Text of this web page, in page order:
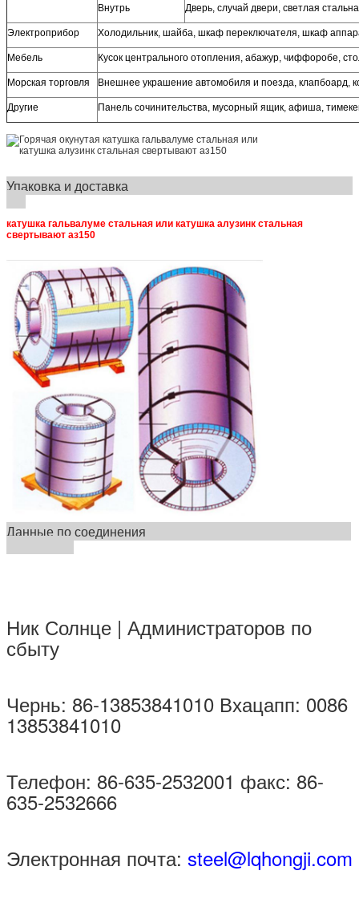
Внутрь Дверь, случай двери, светлая
Электроприбор Холодильник, шайба, шкаф переключателя, шкаф
Мебель Кусок центрального отопления, абажур, чиффоробе,
Морская торговля Внешнее украшение автомобиля и поезда, клапбоард,
Другие Панель сочинительства, мусорный ящик, афиша,
Упаковка и доставка
катушка гальвалуме стальная или катушка алузинк стальная
свертывают аз150
Данные по соединения
Ник Солнце | Администраторов по
сбыту
Чернь: 86-13853841010 Вхацапп: 0086
13853841010
Телефон: 86-635-2532001 факс: 86-
635-2532666
Электронная почта: steel@lqhongji.com